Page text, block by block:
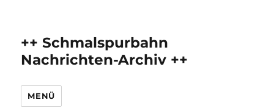
++ Schmalspurbahn
Nachrichten-Archiv ++
MENÜ